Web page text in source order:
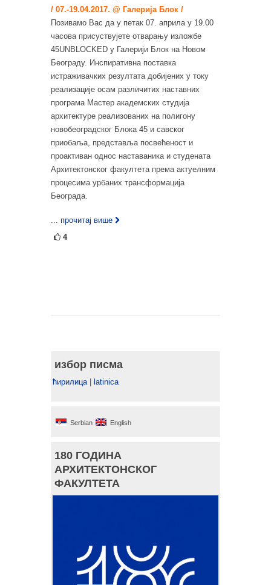
/ 07.-19.04.2017. @ Галерија Блок /
Позивамо Вас да у петак 07. априла у 19.00
часова присуствујете отварању изложбе
45UNBLOCKED у Галерији Блок на Новом
Београду. Инспиративна поставка
истраживачких резултата добијених у току
реализације осам различитих наставних
програма Мастер академских студија
архитектуре реализованих на полигону
новобеоградског Блока 45 и савског
приобаља, представља посвећеност и
проактиван однос наставаника и студената
Архитектонског факултета према актуелним
процесима урбаних трансформација
Београда.
... прочитај више
4
избор писма
ћирилица | latinica
Serbian English
180 ГОДИНА
АРХИТЕКТОНСКОГ
ФАКУЛТЕТА